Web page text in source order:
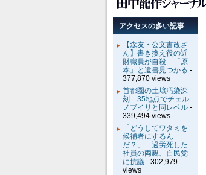
アクセスの多い記事
【森友・公文書改ざ
ん】書き換え役の近
財職員が自殺 「原
本」と遺書見つかる -
377,870 views
首都圏の土壌汚染深
刻 35地点でチェル
ノブイリと同レベル -
339,494 views
「どうしてワタミを
候補者にするん
だ？」 過労死した
社員の両親、自民党
に抗議 - 302,979
views